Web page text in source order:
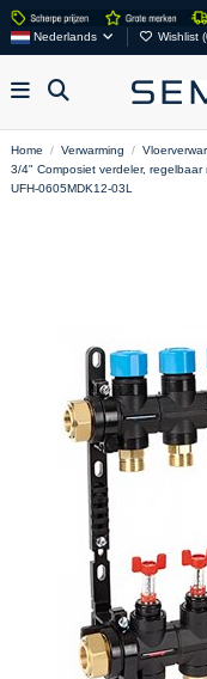
Nederlands Wishlist (
Home Verwarming
3/4" Composiet verdeler,
UFH-0605MDK12-03L